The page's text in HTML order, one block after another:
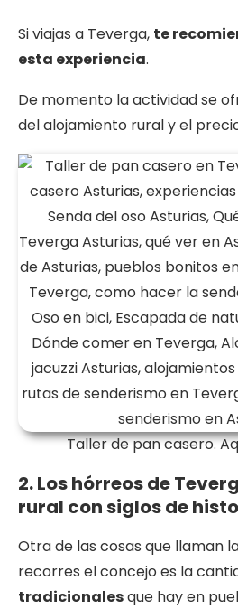
Si viajas a Teverga, te
esta experiencia.
De momento la actividad se
del alojamiento rural y el
Taller de pan casero.
2. Los hórreos de
rural con siglos de
Otra de las cosas que llaman
recorres el concejo es la
tradicionalesque hay en